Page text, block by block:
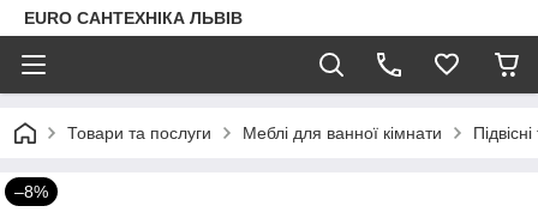
EURO САНТЕХНІКА ЛЬВІВ
Товари та послуги Меблі для ванної кімнати
–8%